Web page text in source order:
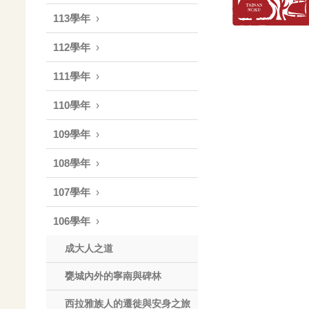
113學年
112學年
111學年
110學年
109學年
108學年
107學年
106學年
成大人之道
甕城內外的寧南與碑林
西拉雅族人的遷徙與安身之旅